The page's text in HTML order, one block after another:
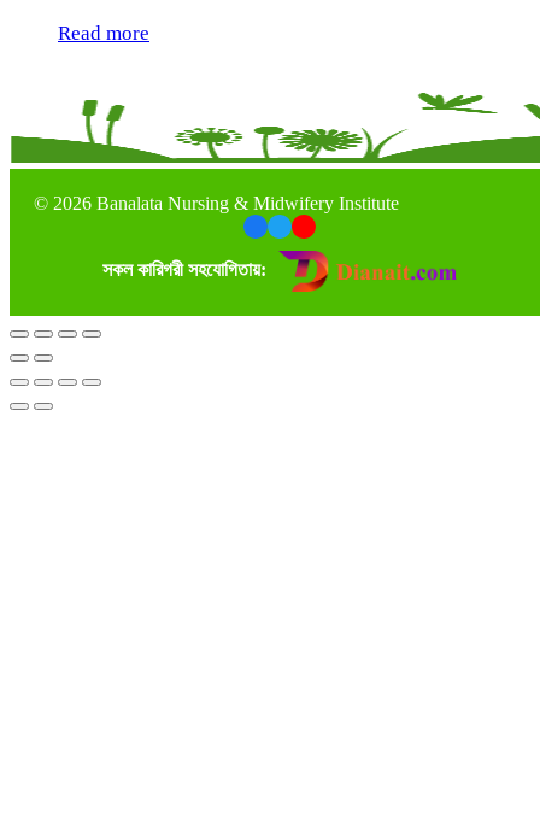
Read more
© 2026 Banalata Nursing & Midwifery Institute
সকল কারিগরী সহযোগিতায়: